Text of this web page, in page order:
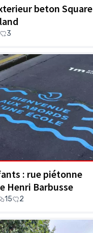
beton Square
3
: rue piétonne
Henri Barbusse
15 2